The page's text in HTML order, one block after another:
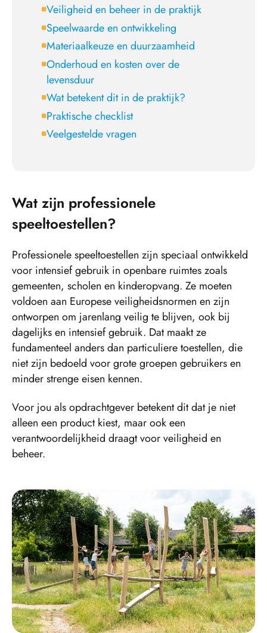
Veiligheid en beheer in de praktijk
Speelwaarde en ontwikkeling
Materiaalkeuze en duurzaamheid
Onderhoud en kosten over de
levensduur
Wat betekent dit in de praktijk?
Praktische checklist
Veelgestelde vragen
Wat zijn professionele
speeltoestellen?
Professionele speeltoestellen zijn speciaal ontwikkeld
voor intensief gebruik in openbare ruimtes zoals
gemeenten, scholen en kinderopvang. Ze moeten
voldoen aan Europese veiligheidsnormen en zijn
ontworpen om jarenlang veilig te blijven, ook bij
dagelijks en intensief gebruik. Dat maakt ze
fundamenteel anders dan particuliere toestellen, die
niet zijn bedoeld voor grote groepen gebruikers en
minder strenge eisen kennen.
Voor jou als opdrachtgever betekent dit dat je niet
alleen een product kiest, maar ook een
verantwoordelijkheid draagt voor veiligheid en
beheer.